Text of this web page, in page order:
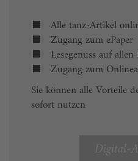
Alle tanz-Artikel
Zugang zum ePaper
Lesegenuss auf
Zugang zum
Sie können alle Vorteile
sofort nutzen
Digital-